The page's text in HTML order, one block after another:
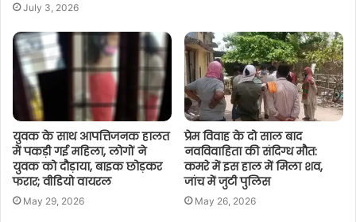
July 3, 2026
युवक के साथ आपत्तिजनक हालत
में पकड़ी गई महिला, लोगों ने
युवक को दौड़ाया, बाइक छोड़कर
फरार; वीडियो वायरल
May 29, 2026
प्रेम विवाह के दो साल बाद
नवविवाहिता की संदिग्ध मौत:
कमरे में इस हाल में मिला शव,
जांच में जुटी पुलिस
May 26, 2026